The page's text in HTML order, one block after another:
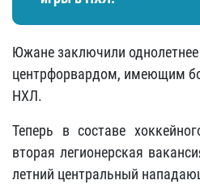
Южане заключили
центрфорвардом, имеющим
НХЛ.
Теперь в составе
вторая легионерская
летний центральный